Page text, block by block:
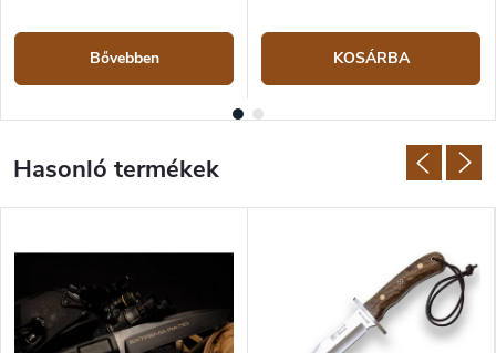
Bővebben KOSÁRBA